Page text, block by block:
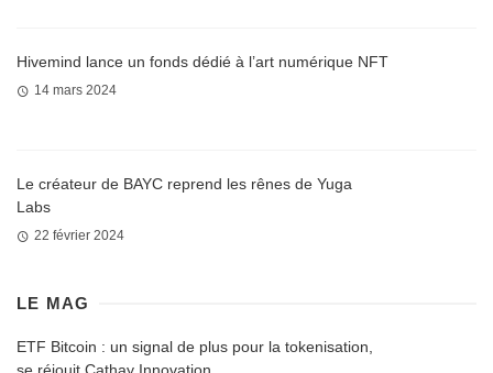
Hivemind lance un fonds dédié à l’art numérique NFT
14 mars 2024
Le créateur de BAYC reprend les rênes de Yuga
Labs
22 février 2024
LE MAG
ETF Bitcoin : un signal de plus pour la tokenisation,